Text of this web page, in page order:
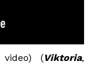
(Viktoria,